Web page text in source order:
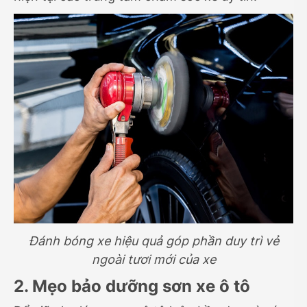
Đánh bóng xe hiệu quả góp phần duy trì vẻ
ngoài tươi mới của xe
2. Mẹo bảo dưỡng sơn xe ô tô